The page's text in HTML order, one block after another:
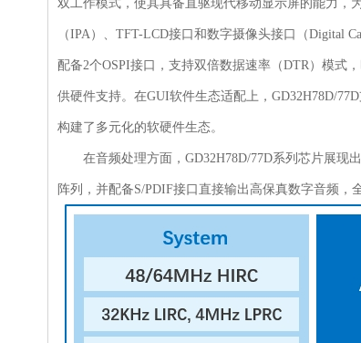
双工作模式，使其具备直驱现代移动显示屏的能力，
（IPA）、TFT-LCD接口和数字摄像头接口（Digital
配备2个OSPI接口，支持双倍数据速率（DTR）模式
供硬件支持。在GUI软件生态适配上，GD32H78D/
构建了多元化的软硬件生态。
在音频处理方面，GD32H78D/77D系列芯片展现出
阵列，并配备S/PDIF接口直接输出高保真数字音频，